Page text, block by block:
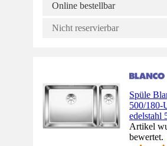
Online bestellbar
Nicht reservierbar
Spüle
500/180-
edelstahl
Artikel
bewertet.